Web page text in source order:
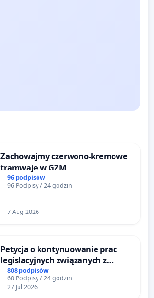
Zachowajmy czerwono-kremowe
tramwaje w GZM
96 podpisów
96 Podpisy / 24 godzin
7 Aug 2026
Petycja o kontynuowanie prac
legislacyjnych związanych z
reformą prawa rodzinnego
808 podpisów
60 Podpisy / 24 godzin
27 Jul 2026